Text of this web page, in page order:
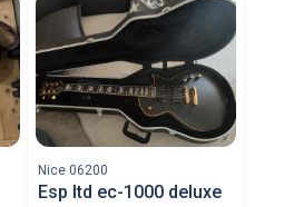
Nice 06200
Esp ltd ec-1000 deluxe